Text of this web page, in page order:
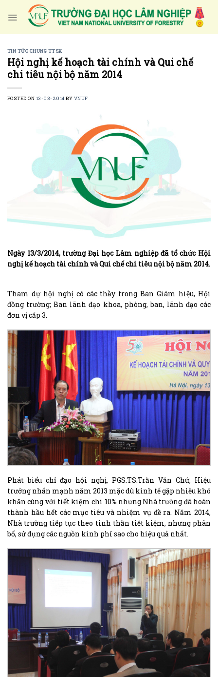
TIN TỨC CHUNG TTSK
Hội nghị kế hoạch tài chính và Qui chế
chi tiêu nội bộ năm 2014
POSTED ON 13-03-2014 BY VNUF
Ngày 13/3/2014, trường Đại học Lâm nghiệp đã tổ chức Hội
nghị kế hoạch tài chính và Qui chế chi tiêu nội bộ năm 2014.
Tham dự hội nghị có các thầy trong Ban Giám hiệu, Hội
đồng trường; Ban lãnh đạo khoa, phòng, ban, lãnh đạo các
đơn vị cấp 3.
Phát biểu chỉ đạo hội nghị, PGS.TS.Trần Văn Chứ, Hiệu
trưởng nhấn mạnh năm 2013 mặc dù kinh tế gặp nhiều khó
khăn cùng với tiết kiệm chi 10% nhưng Nhà trường đã hoàn
thành hầu hết các mục tiêu và nhiệm vụ đề ra. Năm 2014,
Nhà trường tiếp tục theo tinh thần tiết kiệm, nhưng phân
bổ, sử dụng các nguồn kinh phí sao cho hiệu quả nhất.